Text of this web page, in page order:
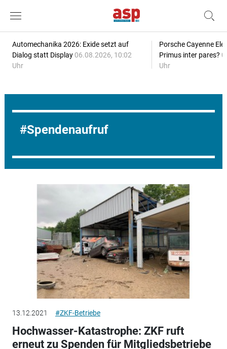
Automechanika 2026: Exide setzt auf
Dialog statt Display 06.08.2026, 10:02
Uhr
Porsche Cayenne
Primus inter pares?
Uhr
Spendenaufruf
13.12.2021 #ZKF-Betriebe
Hochwasser-Katastrophe: ZKF ruft
erneut zu Spenden für Mitgliedsbetriebe